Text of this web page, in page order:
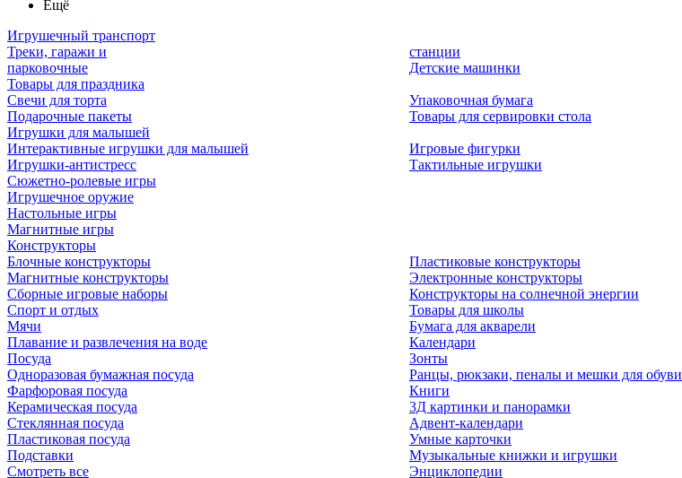
Ещё
Игрушечный транспорт
Треки, гаражи и
парковочные
станции
Детские машинки
Товары для праздника
Свечи для торта
Подарочные пакеты
Упаковочная бумага
Товары для сервировки стола
Игрушки для малышей
Интерактивные игрушки для малышей
Игрушки-антистресс
Игровые фигурки
Тактильные игрушки
Сюжетно-ролевые игры
Игрушечное оружие
Настольные игры
Магнитные игры
Конструкторы
Блочные конструкторы
Магнитные конструкторы
Сборные игровые наборы
Пластиковые конструкторы
Электронные конструкторы
Конструкторы на солнечной энергии
Спорт и отдых
Мячи
Плавание и развлечения на воде
Посуда
Одноразовая бумажная посуда
Фарфоровая посуда
Керамическая посуда
Стеклянная посуда
Пластиковая посуда
Подставки
Смотреть все
Товары для школы
Бумага для акварели
Календари
Зонты
Ранцы, рюкзаки, пеналы и мешки для обуви
Книги
3Д картинки и панорамки
Адвент-календари
Умные карточки
Музыкальные книжки и игрушки
Энциклопедии